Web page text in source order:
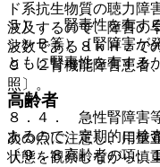
５）． 腎毒性を有す
シンＢ等）［腎障害が
ともに腎毒性を有する
高齢者
次の点に注意し、用量
状態を観察しながら慎
ド系抗生物質の聴力障
波及するので、障害の
波数である８ｋＨｚで
９．２腎機能障害患者
照〕。
８．４． 急性腎障害
あるので、定期的に検
〔９．８高齢者の項、